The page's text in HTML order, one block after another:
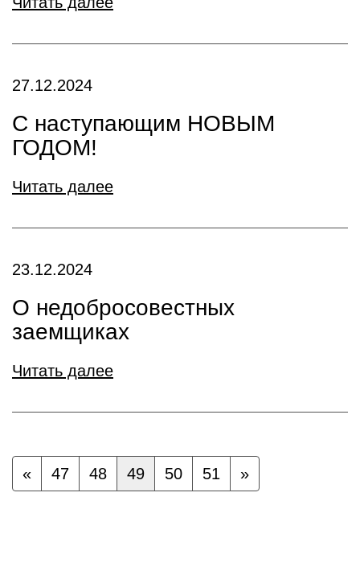
27.12.2024
С наступающим НОВЫМ
ГОДОМ!
Читать далее
23.12.2024
О недобросовестных
заемщиках
Читать далее
« 47 48 49 50 51 »